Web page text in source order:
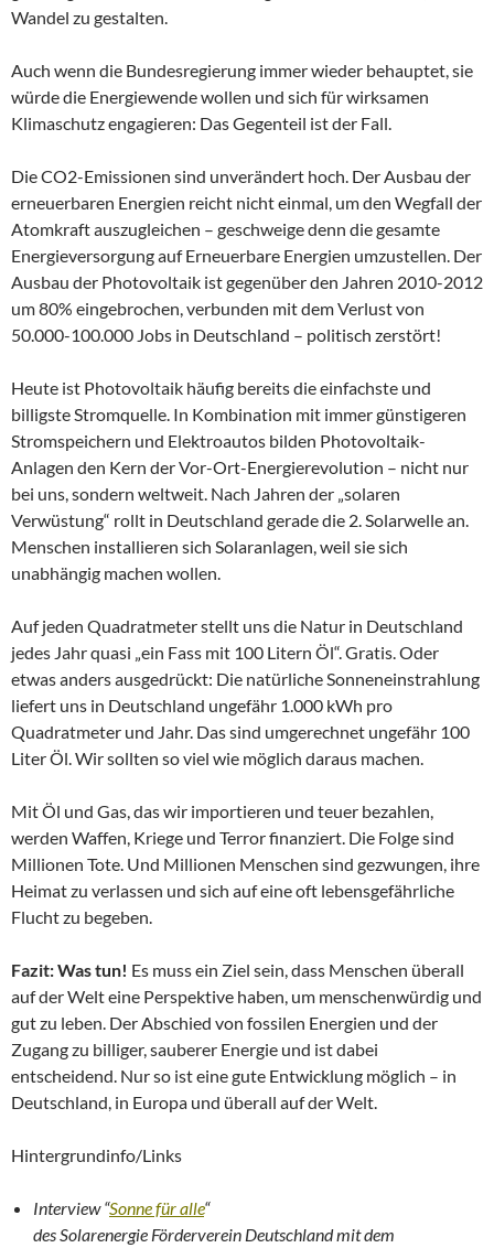
Wandel zu gestalten.
Auch wenn die Bundesregierung immer wieder behauptet, sie
würde die Energiewende wollen und sich für wirksamen
Klimaschutz engagieren: Das Gegenteil ist der Fall.
Die CO2-Emissionen sind unverändert hoch. Der Ausbau der
erneuerbaren Energien reicht nicht einmal, um den Wegfall der
Atomkraft auszugleichen – geschweige denn die gesamte
Energieversorgung auf Erneuerbare Energien umzustellen. Der
Ausbau der Photovoltaik ist gegenüber den Jahren 2010-2012
um 80% eingebrochen, verbunden mit dem Verlust von
50.000-100.000 Jobs in Deutschland – politisch zerstört!
Heute ist Photovoltaik häufig bereits die einfachste und
billigste Stromquelle. In Kombination mit immer günstigeren
Stromspeichern und Elektroautos bilden Photovoltaik-
Anlagen den Kern der Vor-Ort-Energierevolution – nicht nur
bei uns, sondern weltweit. Nach Jahren der „solaren
Verwüstung“ rollt in Deutschland gerade die 2. Solarwelle an.
Menschen installieren sich Solaranlagen, weil sie sich
unabhängig machen wollen.
Auf jeden Quadratmeter stellt uns die Natur in Deutschland
jedes Jahr quasi „ein Fass mit 100 Litern Öl“. Gratis. Oder
etwas anders ausgedrückt: Die natürliche Sonneneinstrahlung
liefert uns in Deutschland ungefähr 1.000 kWh pro
Quadratmeter und Jahr. Das sind umgerechnet ungefähr 100
Liter Öl. Wir sollten so viel wie möglich daraus machen.
Mit Öl und Gas, das wir importieren und teuer bezahlen,
werden Waffen, Kriege und Terror finanziert. Die Folge sind
Millionen Tote. Und Millionen Menschen sind gezwungen, ihre
Heimat zu verlassen und sich auf eine oft lebensgefährliche
Flucht zu begeben.
Fazit: Was tun! Es muss ein Ziel sein, dass Menschen überall
auf der Welt eine Perspektive haben, um menschenwürdig und
gut zu leben. Der Abschied von fossilen Energien und der
Zugang zu billiger, sauberer Energie und ist dabei
entscheidend. Nur so ist eine gute Entwicklung möglich – in
Deutschland, in Europa und überall auf der Welt.
Hintergrundinfo/Links
Interview “Sonne für alle“
des Solarenergie Förderverein Deutschland mit dem